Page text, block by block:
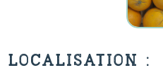
LOCALISATION :